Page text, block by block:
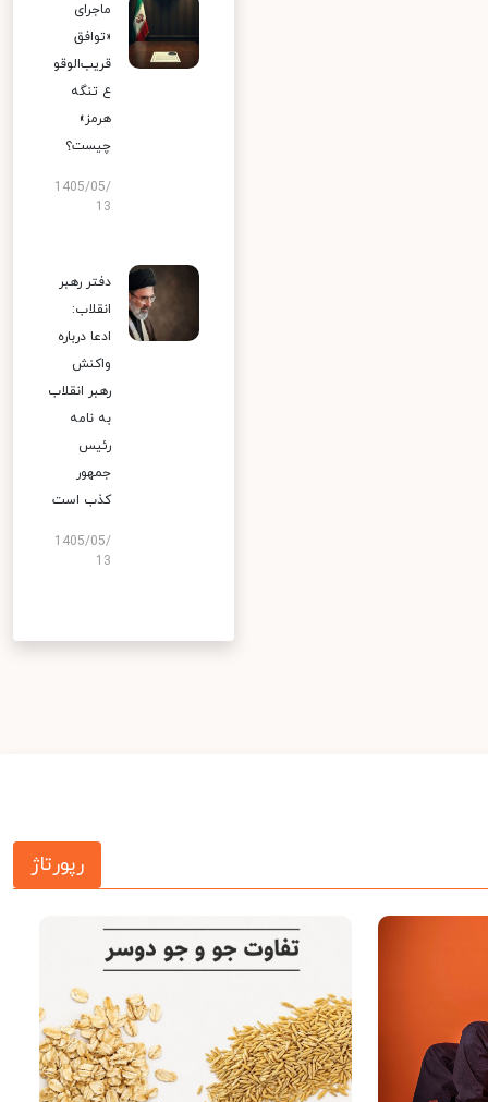
ماجرای
«توافق
قریب‌الوقو
ع تنگه
هرمز»
چیست؟
1405/05/
13
دفتر رهبر
انقلاب:
ادعا درباره
واکنش
رهبر انقلاب
به نامه
رئیس
جمهور
کذب است
1405/05/
13
رپورتاژ